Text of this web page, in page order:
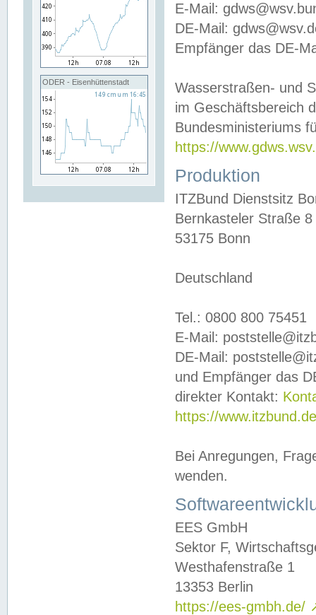
ODER - Eisenhüttenstadt
E-Mail:
DE-Mail:
Empfänger das DE-
Wasserstraßen- und
im Geschäftsbereich
Bundesministeriums
https://
Produktion
ITZBund Dienstsitz
Bernkasteler Straße 8
53175 Bonn
Deutschland
Tel.: 0800 800 75451
E-Mail:
DE-Mail:
und Empfänger das
direkter Kontakt:
https://
Bei Anregungen,
wenden.
EES GmbH
Sektor F,
Westhafenstraße 1
13353 Berlin
https://ees-gmbh.de/